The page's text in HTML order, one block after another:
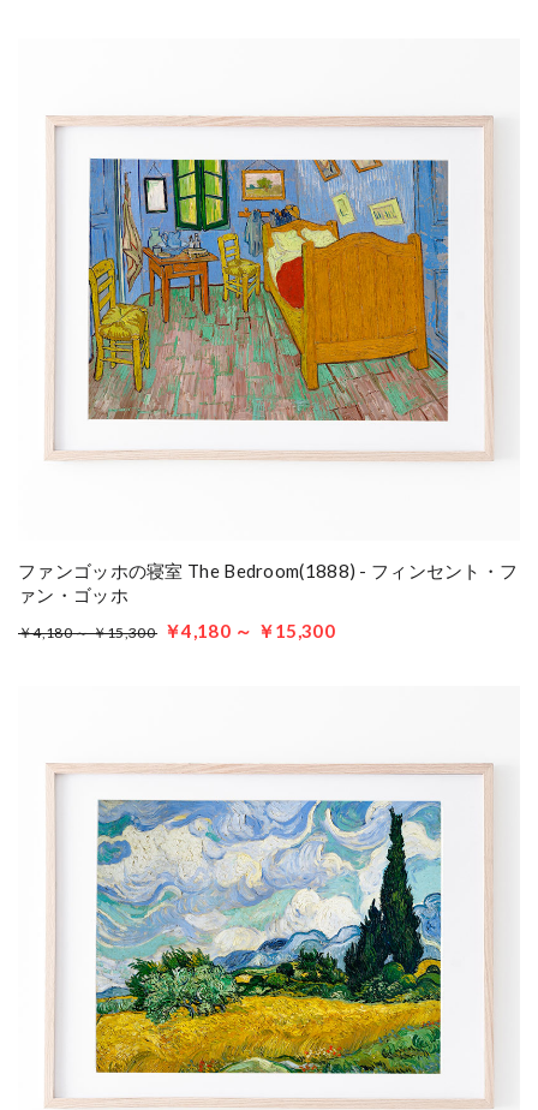
ファンゴッホの寝室 The Bedroom(1888) - フィンセント・フ
ァン・ゴッホ
￥4,180 ～ ￥15,300 ￥4,180 ～ ￥15,300